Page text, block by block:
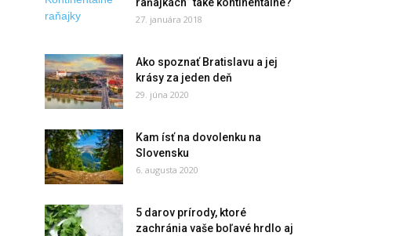
27. januára 2018
Ako spoznať Bratislavu a jej
krásy za jeden deň
29. júna 2020
Kam ísť na dovolenku na
Slovensku
6. augusta 2020
5 darov prírody, ktoré
zachránia vaše boľavé hrdlo aj